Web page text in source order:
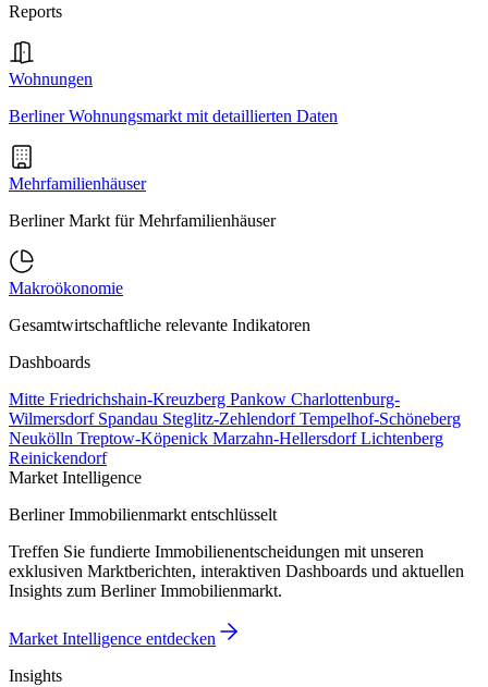
Reports
Wohnungen
Berliner Wohnungsmarkt mit detaillierten Daten
Mehrfamilienhäuser
Berliner Markt für Mehrfamilienhäuser
Makroökonomie
Gesamtwirtschaftliche relevante Indikatoren
Dashboards
Mitte Friedrichshain-Kreuzberg Pankow Charlottenburg-
Wilmersdorf Spandau Steglitz-ZehlendorfTempelhof-Schöneberg
Neukölln Treptow-Köpenick Marzahn-HellersdorfLichtenberg
Reinickendorf
Market Intelligence
Berliner Immobilienmarkt entschlüsselt
Treffen Sie fundierte Immobilienentscheidungen mit unseren
exklusiven Marktberichten, interaktiven Dashboards und aktuellen
Insights zum Berliner Immobilienmarkt.
Market Intelligence entdecken
Insights